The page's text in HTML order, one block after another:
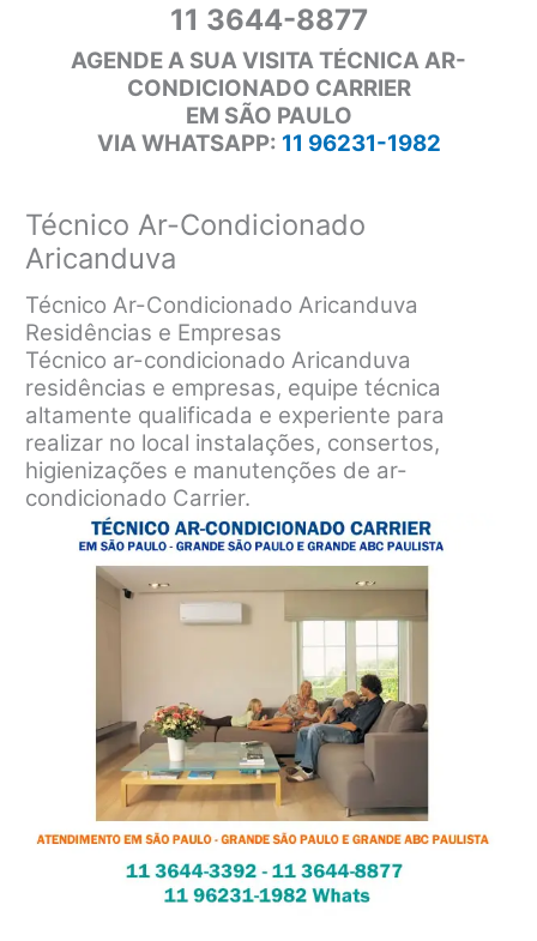
11 3644-8877
AGENDE A SUA VISITA TÉCNICA AR-
CONDICIONADO CARRIER
EM SÃO PAULO
VIA WHATSAPP: 11 96231-1982
Técnico Ar-Condicionado
Aricanduva
Técnico Ar-Condicionado Aricanduva
Residências e Empresas
Técnico ar-condicionado Aricanduva
residências e empresas, equipe técnica
altamente qualificada e experiente para
realizar no local instalações, consertos,
higienizações e manutenções de ar-
condicionado Carrier.